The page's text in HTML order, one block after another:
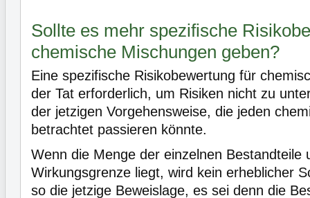
Sollte es mehr spezifische
chemische Mischungen geben?
Eine spezifische Risikobewertung für
der Tat erforderlich, um Risiken nicht zu
der jetzigen Vorgehensweise, die jeden
betrachtet passieren könnte.
Wenn die Menge der einzelnen Bestandteile
Wirkungsgrenze liegt, wird kein erheblicher
so die jetzige Beweislage, es sei denn die